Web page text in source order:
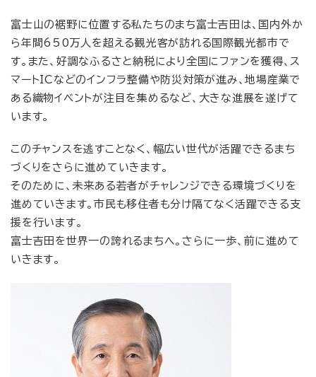
富士山の裾野に位置する私たちのまち富士吉田は、国内外か
ら年間650万人を超える観光客が訪れる国際観光都市で
す。また、好調なふるさと納税により全国にファンを獲得、ス
マートICなどのインフラ整備や防災対策が進み、地場産業で
ある織物イベントが注目を集めるなど、大きな進展を遂げて
います。
このチャンスを逃すことなく、幅広い世代が活躍できるまち
づくりをさらに進めていきます。
そのために、未来ある若者がチャレンジできる環境づくりを
進めていきます。市民も移住者も分け隔てなく活躍できる支
援を行います。
富士吉田を世界一の誇れるまちへ。さらに一歩、前に進めて
いきます。